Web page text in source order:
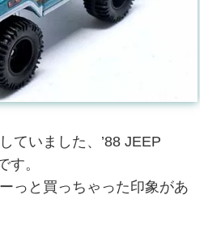
ていました、’88 JEEP
す。
っと買っちゃった印象があ